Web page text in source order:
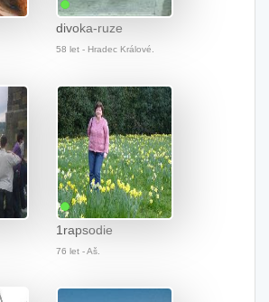
divoka-ruze
58 let - Hradec Králové.
1rapsodie
76 let - Aš.